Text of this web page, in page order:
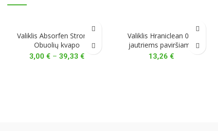
Valiklis Absorfen Strong –
Obuolių kvapo
3,00 € – 39,33 €
Valiklis Hraniclean 08,
jautriems paviršiams
13,26 €